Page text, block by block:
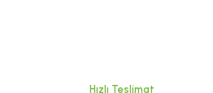
Hızlı Teslimat